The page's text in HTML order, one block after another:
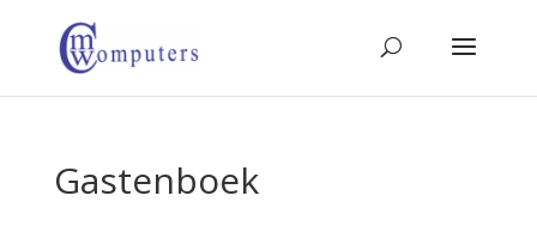
Gastenboek